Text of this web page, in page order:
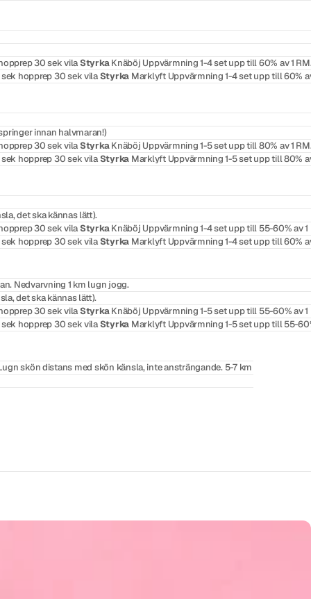
30 sek vilaStyrkaKnäböj Uppvärmning 1-4 set upp till 60% av 1
hopprep 30 sek vilaStyrka Marklyft Uppvärmning 1-4 set upp till 60%
innan halvmaran!)
30 sek vilaStyrkaKnäböj Uppvärmning 1-5 set upp till 80% av 1
hopprep 30 sek vilaStyrka Marklyft Uppvärmning 1-5 set upp till 80%
det ska kännas lätt).
30 sek vilaStyrkaKnäböj Uppvärmning 1-4 set upp till 55-60% av
hopprep 30 sek vilaStyrka Marklyft Uppvärmning 1-4 set upp till 60%
Nedvarvning 1 km lugn jogg.
det ska kännas lätt).
30 sek vilaStyrkaKnäböj Uppvärmning 1-5 set upp till 55-60% av
hopprep 30 sek vilaStyrka Marklyft Uppvärmning 1-5 set upp till 55-
skön distans med skön känsla, inte ansträngande. 5-7 km